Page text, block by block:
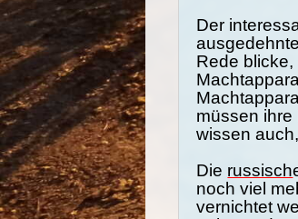
Der
Rede
müssen
wissen
Die russisch
noch viel
vernichtet